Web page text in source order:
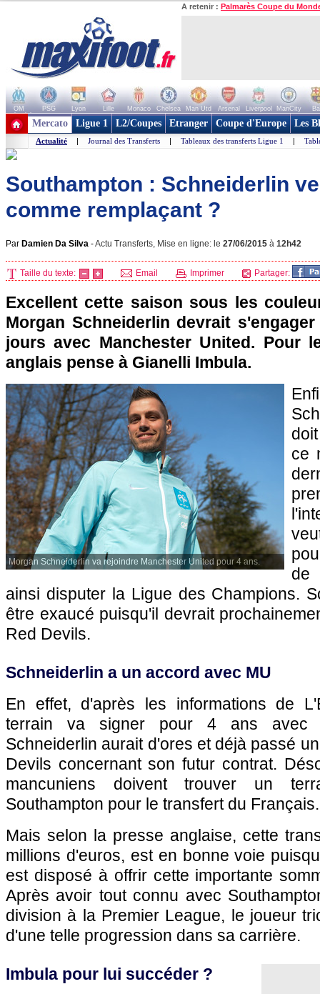
A retenir : Palmarès Coupe du
OM PSG Lyon Lille Monaco Chelsea Man Utd Arsenal Liverpool ManCity
+ de clubs
Mercato Ligue 1 L2/Coupes Etranger Coupe d'Europe Les
Actualité | Journal des Transferts | Tableaux des transferts Ligue 1 |
Southampton : Schneiderlin
comme remplaçant ?
Par Damien Da Silva -Actu Transferts, Mise en ligne: le 27/06/2015 à 12h42
Taille du texte: Email Imprimer Partager:
Excellent cette saison sous les
Morgan Schneiderlin devrait
jours avec Manchester United. Pour
anglais pense à Gianelli Imbula.
Morgan Schneiderlin va rejoindre Manchester United pour 4 ans.
ce
de
ainsi disputer la Ligue des Champions.
être exaucé puisqu'il devrait
Red Devils.
Schneiderlin a un accord avec MU
En effet, d'après les informations de
terrain va signer pour 4 ans avec
Schneiderlin aurait d'ores et déjà passé
Devils concernant son futur contrat.
mancuniens doivent trouver un
Southampton pour le transfert du Français.
Mais selon la presse anglaise, cette
millions d'euros, est en bonne voie
est disposé à offrir cette importante
Après avoir tout connu avec
division à la Premier League, le joueur
d'une telle progression dans sa carrière.
Imbula pour lui succéder ?